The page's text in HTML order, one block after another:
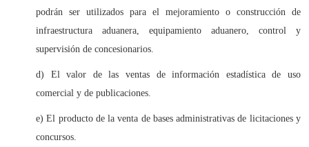
podrán ser utilizados para el mejoramiento o construcción de
infraestructura aduanera, equipamiento aduanero, control y
supervisión de concesionarios.
d) El valor de las ventas de información estadística de uso
comercial y de publicaciones.
e) El producto de la venta de bases administrativas de licitaciones y
concursos.